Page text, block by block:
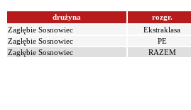
drużyna rozgr.
Zagłębie Sosnowiec
Ekstraklasa
Zagłębie Sosnowiec
PE
Zagłębie Sosnowiec
RAZEM